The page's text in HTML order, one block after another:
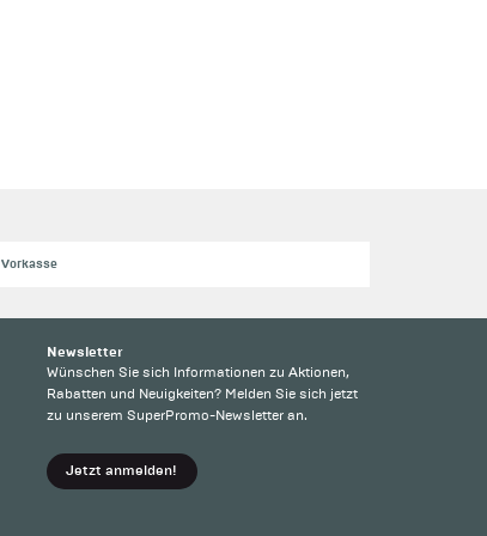
Vorkasse
Newsletter
Wünschen Sie sich Informationen zu Aktionen,
Rabatten und Neuigkeiten? Melden Sie sich jetzt
zu unserem SuperPromo-Newsletter an.
Jetzt anmelden!